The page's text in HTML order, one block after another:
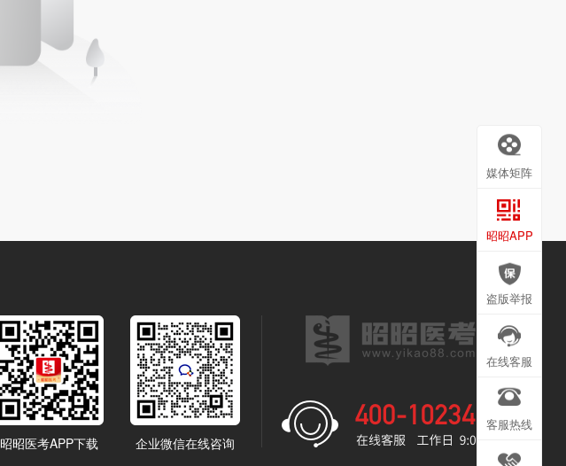
昭昭医考APP下载 企业微信在线咨询
媒体矩阵
昭昭APP
盗版举报
在线客服
客服热线